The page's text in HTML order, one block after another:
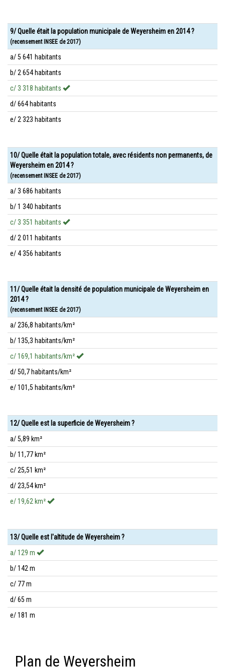
9/ Quelle était la population municipale de Weyersheim en 2014 ?
(recensement INSEE de 2017)
a/ 5 641 habitants
b/ 2 654 habitants
c/ 3 318 habitants
d/ 664 habitants
e/ 2 323 habitants
10/ Quelle était la population totale, avec résidents non permanents, de
Weyersheim en 2014 ?
(recensement INSEE de 2017)
a/ 3 686 habitants
b/ 1 340 habitants
c/ 3 351 habitants
d/ 2 011 habitants
e/ 4 356 habitants
11/ Quelle était la densité de population municipale de Weyersheim en
2014 ?
(recensement INSEE de 2017)
a/ 236,8 habitants/km²
b/ 135,3 habitants/km²
c/ 169,1 habitants/km²
d/ 50,7 habitants/km²
e/ 101,5 habitants/km²
12/ Quelle est la superficie de Weyersheim ?
a/ 5,89 km²
b/ 11,77 km²
c/ 25,51 km²
d/ 23,54 km²
e/ 19,62 km²
13/ Quelle est l'altitude de Weyersheim ?
a/ 129 m
b/ 142 m
c/ 77 m
d/ 65 m
e/ 181 m
Plan de Weyersheim